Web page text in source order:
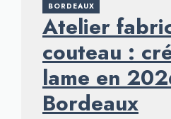
BORDEAUX
Atelier
couteau :
lame en
Bordeaux